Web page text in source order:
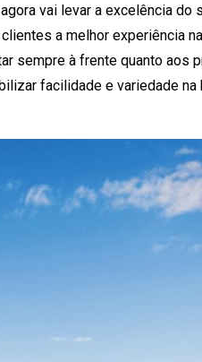
vai levar a excelência do
a melhor experiência
sempre à frente quanto aos
facilidade e variedade na